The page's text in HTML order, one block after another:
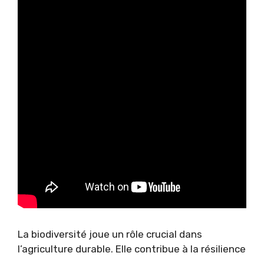
La biodiversité joue un rôle crucial dans
l’agriculture durable. Elle contribue à la résilience